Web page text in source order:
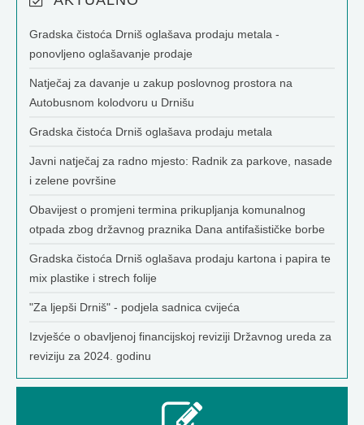
Gradska čistoća Drniš oglašava prodaju metala -
ponovljeno oglašavanje prodaje
Natječaj za davanje u zakup poslovnog prostora na
Autobusnom kolodvoru u Drnišu
Gradska čistoća Drniš oglašava prodaju metala
Javni natječaj za radno mjesto: Radnik za parkove, nasade
i zelene površine
Obavijest o promjeni termina prikupljanja komunalnog
otpada zbog državnog praznika Dana antifašističke borbe
Gradska čistoća Drniš oglašava prodaju kartona i papira te
mix plastike i strech folije
"Za ljepši Drniš" - podjela sadnica cvijeća
Izvješće o obavljenoj financijskoj reviziji Državnog ureda za
reviziju za 2024. godinu